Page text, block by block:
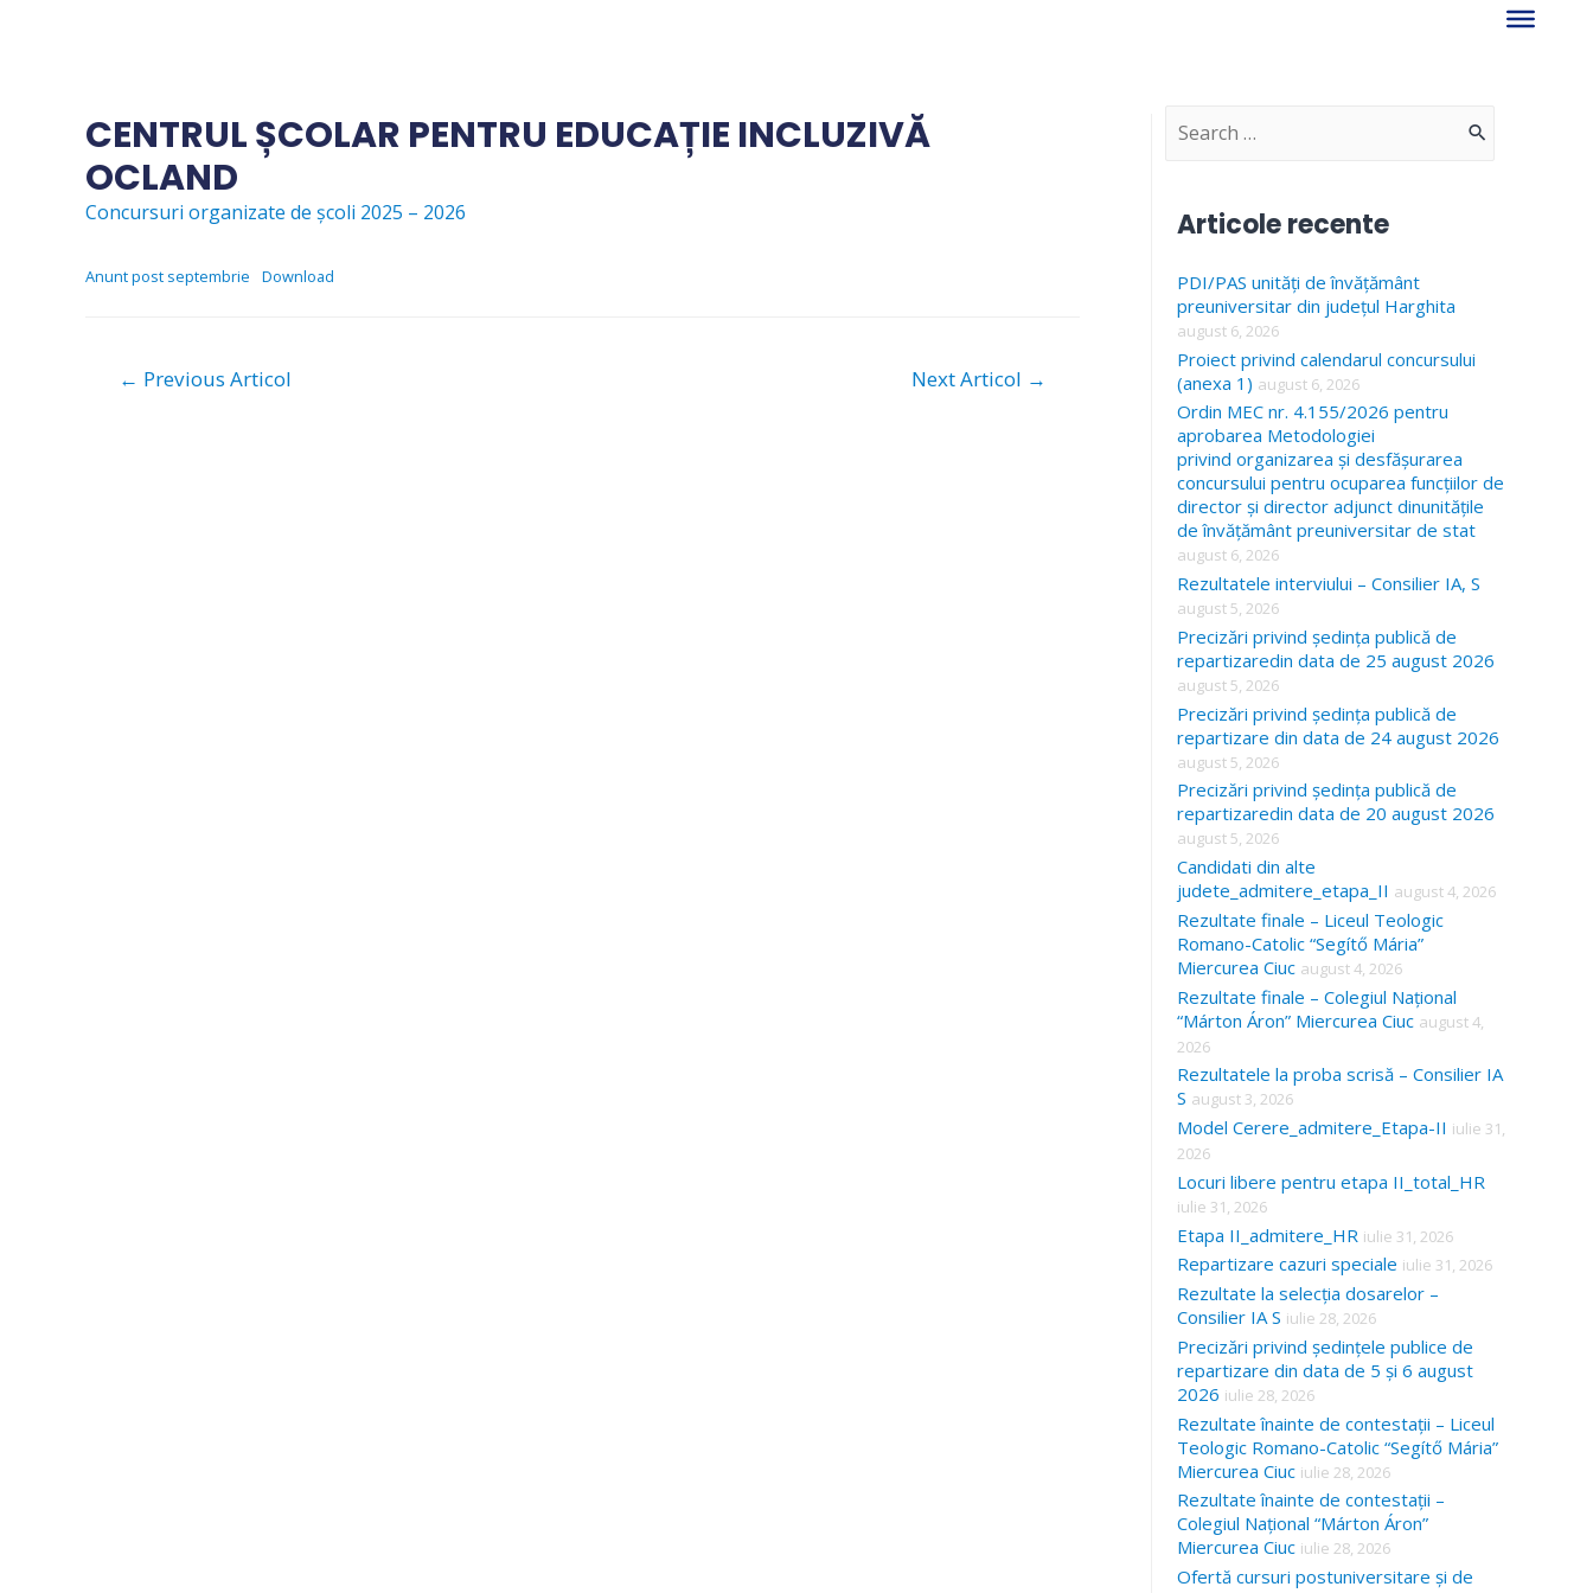
CENTRUL ȘCOLAR PENTRU EDUCAȚIE INCLUZIVĂ
OCLAND
Concursuri organizate de școli 2025 – 2026
Anunt post septembrie Download
Navigare
← Previous Articol Next Articol →
S
c
h
f
o
r
:
Articole recente
PDI/PAS unități de învățământ
preuniversitar din județul Harghita
august 6, 2026
Proiect privind calendarul concursului
(anexa 1) august 6, 2026
Ordin MEC nr. 4.155/2026 pentru
aprobarea Metodologiei
privind organizarea și desfășurarea
concursului pentru ocuparea funcțiilor de
director și director adjunct dinunitățile
de învățământ preuniversitar de stat
august 6, 2026
Rezultatele interviului – Consilier IA, S
august 5, 2026
Precizări privind ședința publică de
repartizaredin data de 25 august 2026
august 5, 2026
Precizări privind ședința publică de
repartizare din data de 24 august 2026
august 5, 2026
Precizări privind ședința publică de
repartizaredin data de 20 august 2026
august 5, 2026
Candidati din alte
judete_admitere_etapa_II august 4, 2026
Rezultate finale – Liceul Teologic
Romano-Catolic “Segítő Mária”
Miercurea Ciuc august 4, 2026
Rezultate finale – Colegiul Național
“Márton Áron” Miercurea Ciuc august 4,
2026
Rezultatele la proba scrisă – Consilier IA
S august 3, 2026
Model Cerere_admitere_Etapa-II iulie 31,
2026
Locuri libere pentru etapa II_total_HR
iulie 31, 2026
Etapa II_admitere_HR iulie 31, 2026
Repartizare cazuri speciale iulie 31, 2026
Rezultate la selecția dosarelor –
Consilier IA S iulie 28, 2026
Precizări privind ședințele publice de
repartizare din data de 5 și 6 august
2026 iulie 28, 2026
Rezultate înainte de contestații – Liceul
Teologic Romano-Catolic “Segítő Mária”
Miercurea Ciuc iulie 28, 2026
Rezultate înainte de contestații –
Colegiul Național “Márton Áron”
Miercurea Ciuc iulie 28, 2026
Ofertă cursuri postuniversitare și de